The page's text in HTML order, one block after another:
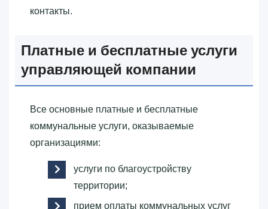
контакты.
Платные и бесплатные услуги
управляющей компании
Все основные платные и бесплатные
коммунальные услуги, оказываемые
организациями:
услуги по благоустройству
территории;
прием оплаты коммунальных услуг